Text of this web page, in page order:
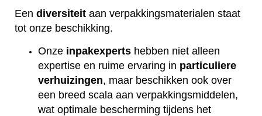
Een diversiteit aan verpakkingsmaterialen staat
tot onze beschikking.
Onze inpakexperts hebben niet alleen
expertise en ruime ervaring in particuliere
verhuizingen, maar beschikken ook over
een breed scala aan verpakkingsmiddelen,
wat optimale bescherming tijdens het